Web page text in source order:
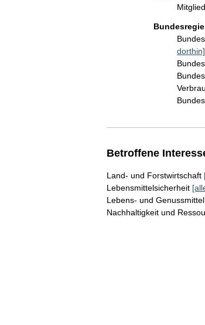
dorthin]
Betroffene
Land- und Forstwirtschaft
Lebensmittelsicherheit
Lebens- und
Nachhaltigkeit und